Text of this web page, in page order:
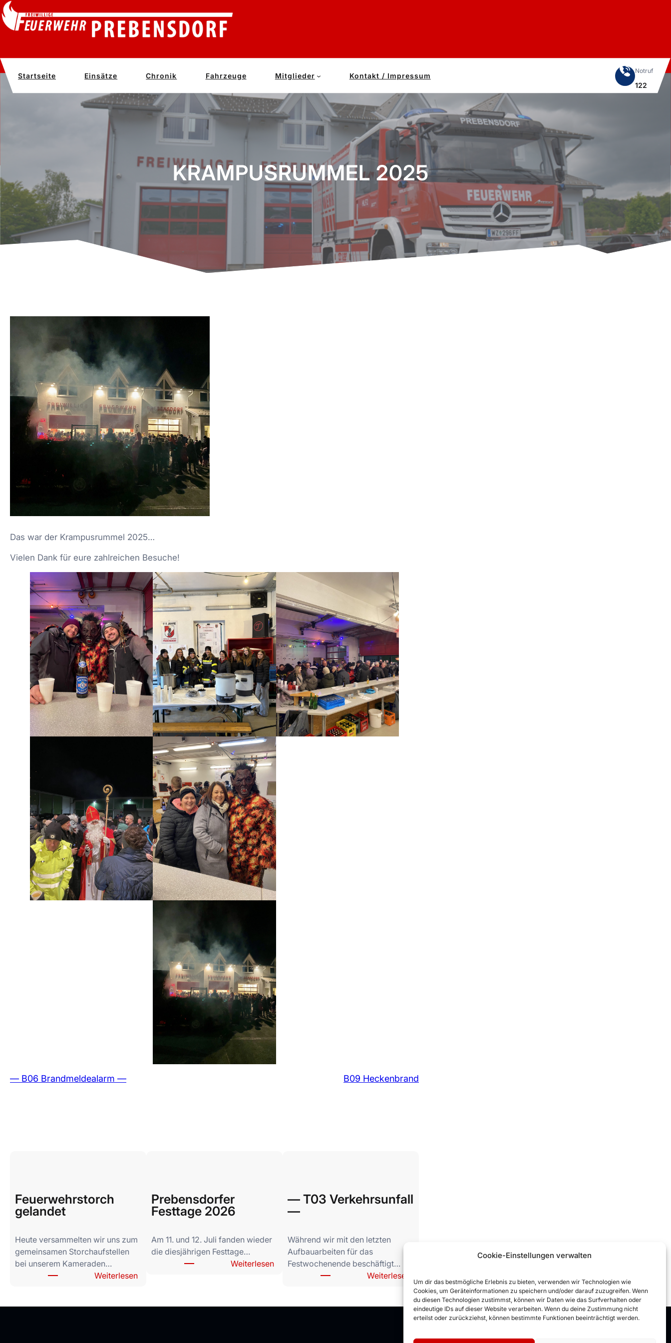
Cookie-Einstellungen verwalten
Um dir das bestmögliche Erlebnis zu bieten, verwenden wir Technologien wie
Cookies, um Geräteinformationen zu speichern und/oder darauf zuzugreifen. Wenn
du diesen Technologien zustimmst, können wir Daten wie das Surfverhalten oder
eindeutige IDs auf dieser Website verarbeiten. Wenn du deine Zustimmung nicht
erteilst oder zurückziehst, können bestimmte Funktionen beeinträchtigt werden.
Zum
Inhalt
springen
Startseite Einsätze Chronik Fahrzeuge Mitglieder Kontakt / Impressum
Notruf
122
KRAMPUSRUMMEL 2025
Das war der Krampusrummel 2025…
Vielen Dank für eure zahlreichen Besuche!
— B06 Brandmeldealarm — B09 Heckenbrand
Feuerwehrstorch
gelandet
Heute versammelten wir uns zum
gemeinsamen Storchaufstellen
bei unserem Kameraden…
Weiterlesen:
Prebensdorfer
Festtage 2026
Am 11. und 12. Juli fanden wieder
die diesjährigen Festtage…
Weiterlesen:
— T03 Verkehrsunfall
—
Während wir mit den letzten
Aufbauarbeiten für das
Festwochenende beschäftigt…
Weiterlesen
—
T
0
3